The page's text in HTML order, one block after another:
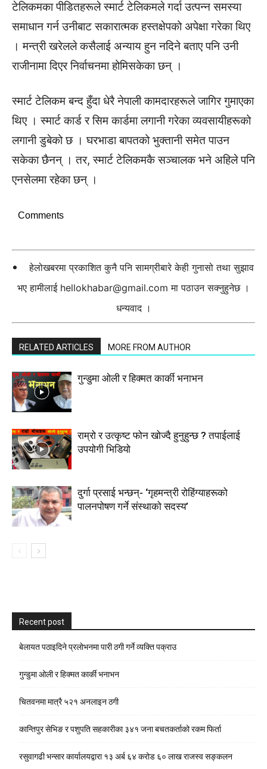
टेलिकमका पीडितहरूले स्मार्ट टेलिकमले गर्दा उत्पन्न समस्या
समाधान गर्न उनीबाट सकारात्मक हस्तक्षेपको अपेक्षा गरेका थिए
। मन्त्री खरेलले कसैलाई अन्याय हुन नदिने बताए पनि उनी
राजीनामा दिएर निर्वाचनमा होमिसकेका छन् ।
स्मार्ट टेलिकम बन्द हुँदा धेरै नेपाली कामदारहरूले जागिर गुमाएका
थिए । स्मार्ट कार्ड र सिम कार्डमा लगानी गरेका व्यवसायीहरूको
लगानी डुबेको छ । घरभाडा बापतको भुक्तानी समेत पाउन
सकेका छैनन् । तर, स्मार्ट टेलिकमकै सञ्चालक भने अहिले पनि
एनसेलमा रहेका छन् ।
Comments
हेलोखबरमा प्रकाशित कुनै पनि सामग्रीबारे केही गुनासो तथा सुझाव
भए हामीलाई hellokhabar@gmail.com मा पठाउन सक्नुहुनेछ ।
धन्यवाद ।
RELATED ARTICLES MORE FROM AUTHOR
गुन्डुमा ओली र हिक्मत कार्की भनाभन
राम्रो र उत्कृष्ट फोन खोज्दै हुनुहुन्छ ? तपाईलाई
उपयोगी भिडियो
दुर्गा प्रसाई भन्छन्- ‘गृहमन्त्री रोहिंग्याहरूको
पालनपोषण गर्ने संस्थाको सदस्य’
Recent post
बेलायत पठाइदिने प्रलाेभनमा पारी ठगी गर्ने व्यक्ति पक्राउ
गुन्डुमा ओली र हिक्मत कार्की भनाभन
चितवनमा मात्रै ५२१ अनलाइन ठगी
कान्तिपुर सेभिङ र पशुपति सहकारीका ३४१ जना बचतकर्ताको रकम फिर्ता
रसुवागढी भन्सार कार्यालयद्वारा १३ अर्ब ६४ करोड ६० लाख राजस्व सङ्कलन